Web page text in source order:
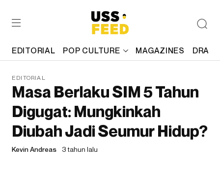
EDITORIAL POP CULTURE MAGAZINES
EDITORIAL
Masa Berlaku SIM 5 Tahun
Digugat: Mungkinkah
Diubah Jadi Seumur Hidup?
Kevin Andreas 3 tahun lalu